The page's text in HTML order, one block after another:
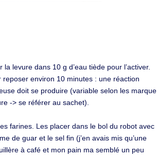
la levure dans 10 g d’eau tiède pour l’activer.
reposer environ 10 minutes : une réaction
doit se produire (variable selon les marque
-> se référer au sachet).
farines. Les placer dans le bol du robot avec
de guar et le sel fin (j’en avais mis qu’une
à café et mon pain ma semblé un peu